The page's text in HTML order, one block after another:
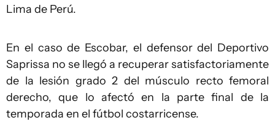
Lima de Perú.
En el caso de Escobar, el defensor del Deportivo
Saprissa no se llegó a recuperar satisfactoriamente
de la lesión grado 2 del músculo recto femoral
derecho, que lo afectó en la parte final de la
temporada en el fútbol costarricense.